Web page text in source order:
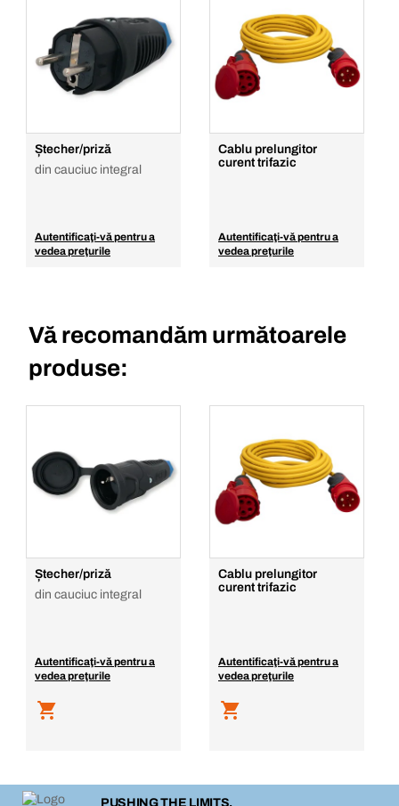
Ștecher/priză
din cauciuc integral
Autentificaţi-vă pentru a
vedea preţurile
Cablu prelungitor
curent trifazic
Autentificaţi-vă pentru a
vedea preţurile
Vă recomandăm următoarele
produse:
Ștecher/priză
din cauciuc integral
Autentificaţi-vă pentru a
vedea preţurile
Cablu prelungitor
curent trifazic
Autentificaţi-vă pentru a
vedea preţurile
PUSHING THE LIMITS.